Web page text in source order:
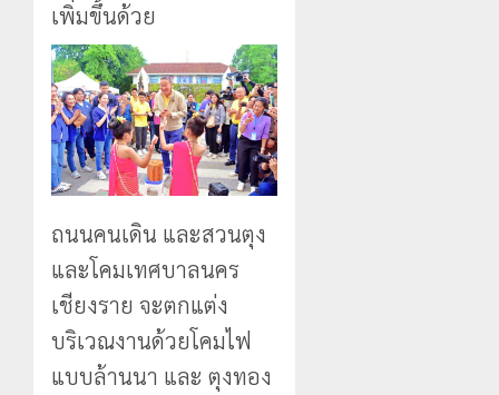
เพิ่มขึ้นด้วย
ถนนคนเดิน และสวนตุง
และโคมเทศบาลนคร
เชียงราย จะตกแต่ง
บริเวณงานด้วยโคมไฟ
แบบล้านนา และ ตุงทอง